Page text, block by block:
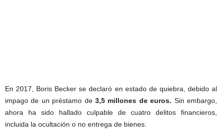
En 2017, Boris Becker se declaró en estado de quiebra, debido al
impago de un préstamo de 3,5 millones de euros. Sin embargo,
ahora ha sido hallado culpable de cuatro delitos financieros,
incluida la ocultación o no entrega de bienes.